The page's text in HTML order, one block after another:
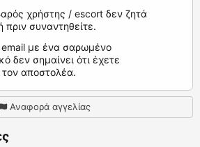
χρήστης / escort δεν ζητά
συναντηθείτε.
με ένα σαρωμένο
δεν σημαίνει ότι έχετε
τον αποστολέα.
Αναφορά αγγελίας